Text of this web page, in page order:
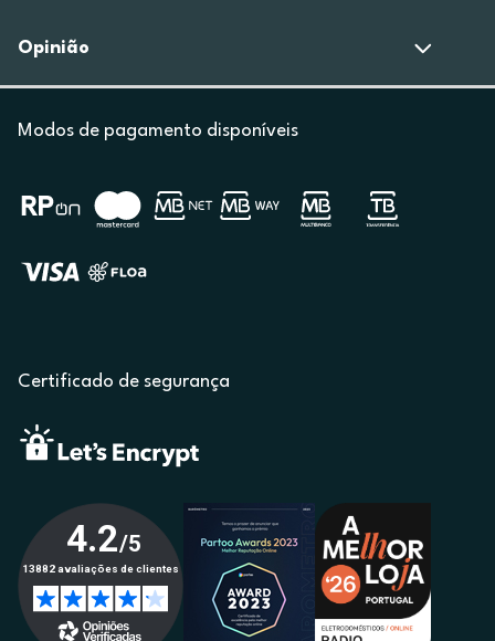
Opinião
Modos de pagamento disponíveis
Certificado de segurança